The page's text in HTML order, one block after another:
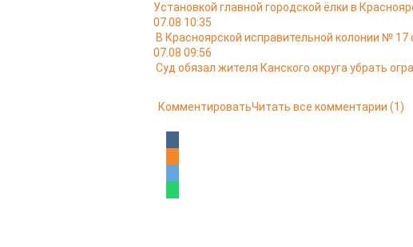
Установкой главной городской ёлки в
07.08 10:35
В Красноярской исправительной колонии №
07.08 09:56
Суд обязал жителя Канского округа убрать
КомментироватьЧитать все комментарии (1)